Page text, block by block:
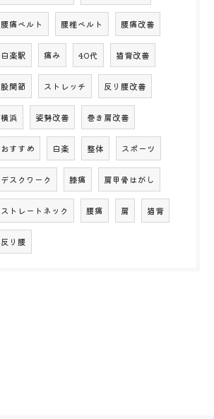
腰痛ベルト 腰椎ベルト 腰痛改善
白楽駅 痛み 40代 猫背改善
股関節 ストレッチ 反り腰改善
横浜 姿勢改善 巻き肩改善
おすすめ 白楽 整体 スポーツ
デスクワーク 膝痛 肩甲骨はがし
ストレートネック 腰痛 肩 猫背
反り腰